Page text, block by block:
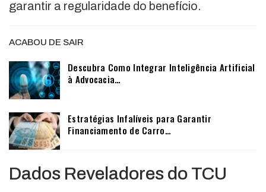
garantir a regularidade do benefício.
ACABOU DE SAIR
Descubra Como Integrar Inteligência Artificial
à Advocacia…
Estratégias Infalíveis para Garantir
Financiamento de Carro…
Dados Reveladores do TCU